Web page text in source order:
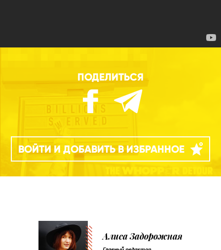
ПОДЕЛИТЬСЯ
ВОЙТИ И ДОБАВИТЬ В ИЗБРАННОЕ
Алиса Задорожная